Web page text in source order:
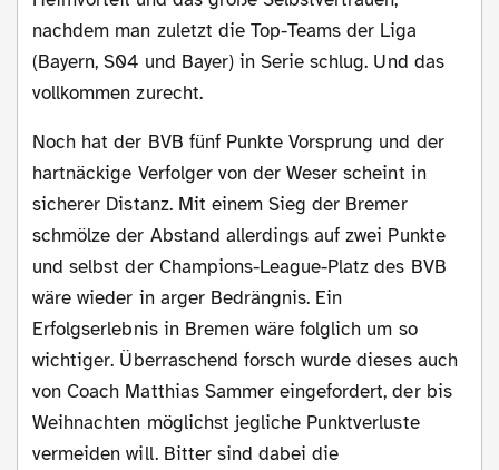
nachdem man zuletzt die Top-Teams der Liga
(Bayern, S04 und Bayer) in Serie schlug. Und das
vollkommen zurecht.
Noch hat der BVB fünf Punkte Vorsprung und der
hartnäckige Verfolger von der Weser scheint in
sicherer Distanz. Mit einem Sieg der Bremer
schmölze der Abstand allerdings auf zwei Punkte
und selbst der Champions-League-Platz des BVB
wäre wieder in arger Bedrängnis. Ein
Erfolgserlebnis in Bremen wäre folglich um so
wichtiger. Überraschend forsch wurde dieses auch
von Coach Matthias Sammer eingefordert, der bis
Weihnachten möglichst jegliche Punktverluste
vermeiden will. Bitter sind dabei die